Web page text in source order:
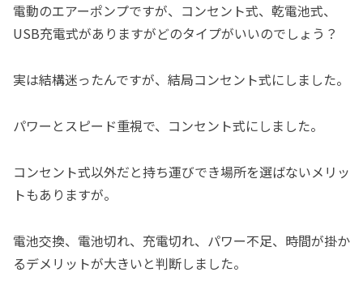
電動のエアーポンプですが、コンセント式、乾電池式、
USB充電式がありますがどのタイプがいいのでしょう？
実は結構迷ったんですが、結局コンセント式にしました。
パワーとスピード重視で、コンセント式にしました。
コンセント式以外だと持ち運びでき場所を選ばないメリッ
トもありますが。
電池交換、電池切れ、充電切れ、パワー不足、時間が掛か
るデメリットが大きいと判断しました。